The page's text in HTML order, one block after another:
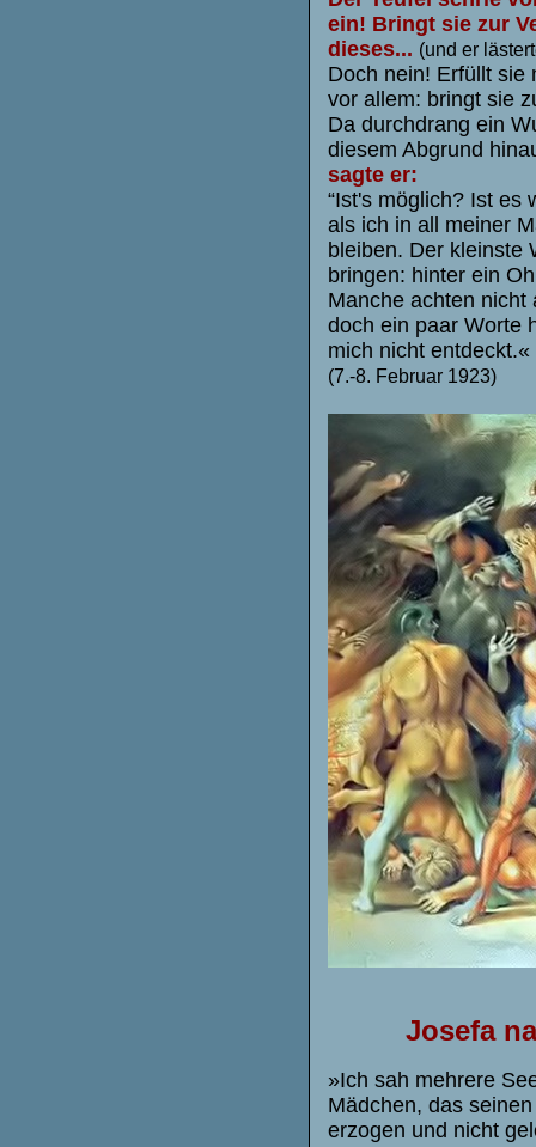
ein! Bringt sie zur
dieses... (und er
Doch nein! Erfüllt sie
vor allem: bringt sie
Da durchdrang ein
diesem Abgrund
sagte er:
“Ist's möglich? Ist es
als ich in all meiner
bleiben. Der kleinste
bringen: hinter ein
Manche achten nicht
doch ein paar Worte
mich nicht entdeckt.«
(7.-8. Februar 1923)
Josefa
»Ich sah mehrere
Mädchen, das
erzogen und nicht